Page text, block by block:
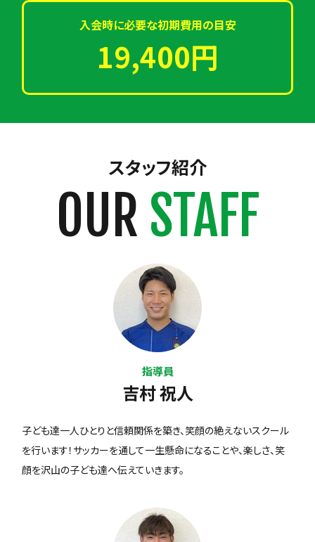
入会時に必要な初期費用の目安
19,400円
スタッフ紹介
OUR STAFF
指導員
吉村 祝人
子ども達一人ひとりと信頼関係を築き、笑顔の絶えないスクール
を行います！サッカーを通して一生懸命になることや、楽しさ、笑
顔を沢山の子ども達へ伝えていきます。